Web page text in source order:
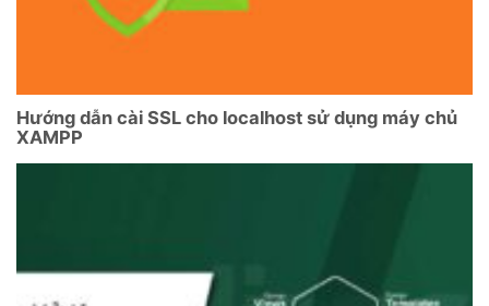
Hướng dẫn cài SSL cho localhost sử dụng máy chủ
XAMPP